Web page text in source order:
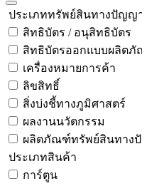
ประเภททรัพย์สินทางปัญญ
สิทธิบัตร / อนุสิทธิบัตร
สิทธิบัตรออกแบบผลิต
เครื่องหมายการค้า
ลิขสิทธิ์
สิ่งบ่งชี้ทางภูมิศาสตร์
ผลงานนวัตกรรม
ผลิตภัณฑ์ทรัพย์สินทาง
ประเภทสินค้า
การ์ตูน